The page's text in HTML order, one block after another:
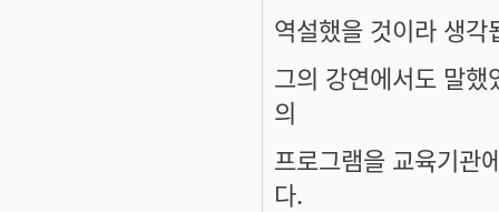
역설했을 것이라 생각
그의 강연에서도 말
의
프로그램을 교육기관
다.